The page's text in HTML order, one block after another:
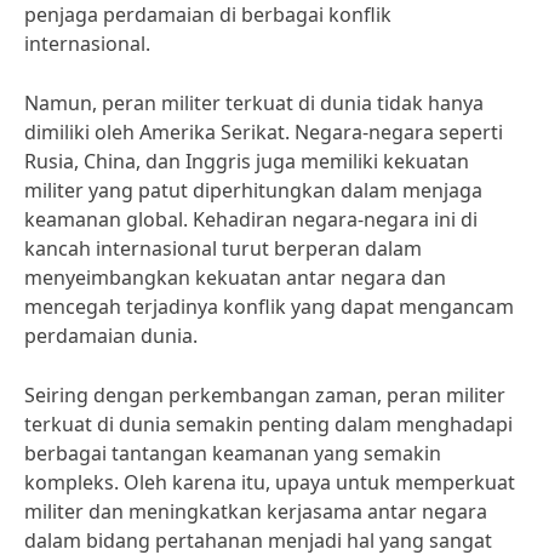
penjaga perdamaian di berbagai konflik
internasional.
Namun, peran militer terkuat di dunia tidak hanya
dimiliki oleh Amerika Serikat. Negara-negara seperti
Rusia, China, dan Inggris juga memiliki kekuatan
militer yang patut diperhitungkan dalam menjaga
keamanan global. Kehadiran negara-negara ini di
kancah internasional turut berperan dalam
menyeimbangkan kekuatan antar negara dan
mencegah terjadinya konflik yang dapat mengancam
perdamaian dunia.
Seiring dengan perkembangan zaman, peran militer
terkuat di dunia semakin penting dalam menghadapi
berbagai tantangan keamanan yang semakin
kompleks. Oleh karena itu, upaya untuk memperkuat
militer dan meningkatkan kerjasama antar negara
dalam bidang pertahanan menjadi hal yang sangat